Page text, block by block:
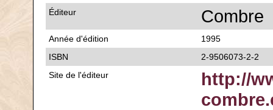
Éditeur Combre
Année d'édition
1995
ISBN
2-9506073-2-2
Site de l'éditeur
http://